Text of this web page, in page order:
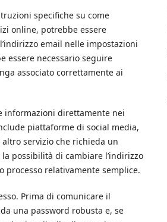
specifiche su come
online, potrebbe essere
email nelle impostazioni
essere necessario seguire
associato correttamente ai
informazioni direttamente nei
piattaforme di social media,
servizio che richieda un
possibilità di cambiare l’indirizzo
relativamente semplice.
Prima di comunicare il
una password robusta e, se